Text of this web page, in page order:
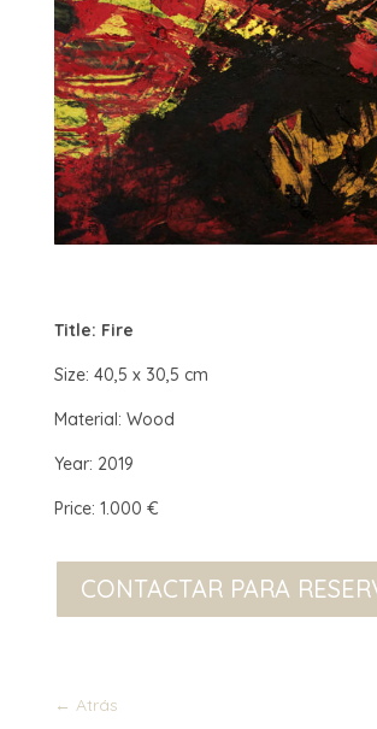
Title: Fire
Size: 40,5 x 30,5 cm
Material: Wood
Year: 2019
Price: 1.000 €
CONTACTAR PARA
← Atrás